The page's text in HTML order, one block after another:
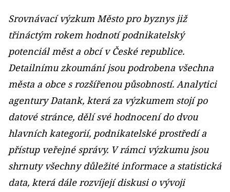
Srovnávací výzkum Město pro byznys již
třináctým rokem hodnotí podnikatelský
potenciál měst a obcí v České republice.
Detailnímu zkoumání jsou podrobena všechna
města a obce s rozšířenou působností. Analytici
agentury Datank, která za výzkumem stojí po
datové stránce, dělí své hodnocení do dvou
hlavních kategorií, podnikatelské prostředí a
přístup veřejné správy. V rámci výzkumu jsou
shrnuty všechny důležité informace a statistická
data, která dále rozvíjejí diskusi o vývoji